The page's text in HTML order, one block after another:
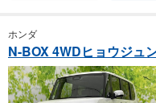
ホンダ
N-BOX 4WDヒョウジュ